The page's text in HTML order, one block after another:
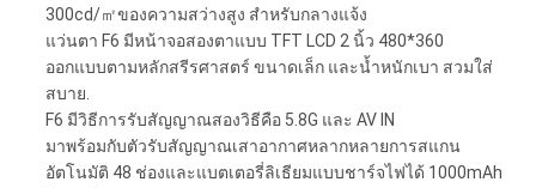
300cd/㎡ของความสว่างสูง สำหรับกลางแจ้ง
แว่นตา F6 มีหน้าจอสองตาแบบ TFT LCD 2 นิ้ว 480*360
ออกแบบตามหลักสรีรศาสตร์ ขนาดเล็ก และน้ำหนักเบา สวมใส่
สบาย.
F6 มีวิธีการรับสัญญาณสองวิธีคือ 5.8G และ AV IN
มาพร้อมกับตัวรับสัญญาณเสาอากาศหลากหลายการสแกน
อัตโนมัติ 48 ช่องและแบตเตอรี่ลิเธียมแบบชาร์จไฟได้ 1000mAh